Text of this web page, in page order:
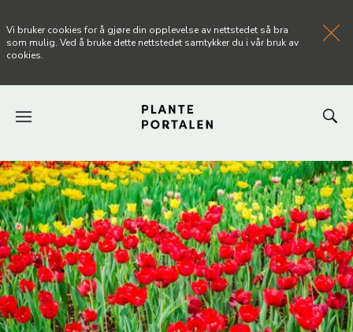
FORSIDEN
NYHETER
ARTIKLER
OM PLANTEPORTALEN
Vi bruker cookies for å gjøre din opplevelse av nettstedet så bra
som mulig. Ved å bruke dette nettstedet samtykker du i vår bruk av
cookies.